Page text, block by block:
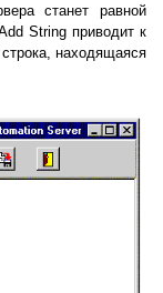
станет равной
String приводит к
находящаяся